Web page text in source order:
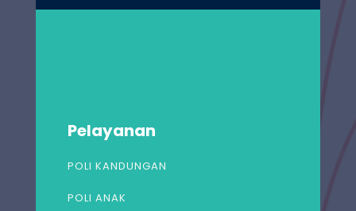
Pelayanan
POLI KANDUNGAN
POLI ANAK